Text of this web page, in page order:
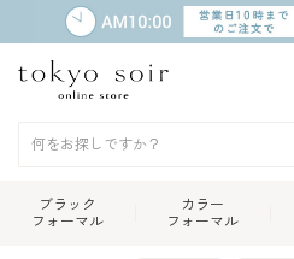
ブラック
フォーマル
カラー
フォーマル